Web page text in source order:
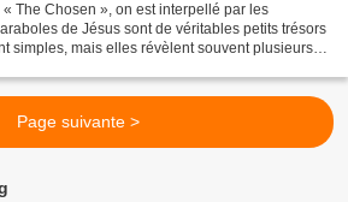
The Chosen », on est interpellé par les
de Jésus sont de véritables petits trésors
simples, mais elles révèlent souvent plusieurs
Page suivante >